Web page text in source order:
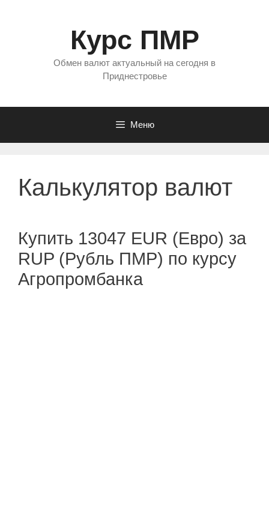
Курс ПМР
Обмен валют актуальный на сегодня в
Приднестровье
Меню
Калькулятор валют
Купить 13047 EUR (Евро) за
RUP (Рубль ПМР) по курсу
Агропромбанка